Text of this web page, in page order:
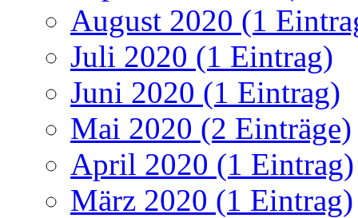
August 2020 (1
Juli 2020 (1 Eintrag)
Juni 2020 (1 Eintrag)
Mai 2020 (2 Einträge)
April 2020 (1 Eintrag)
März 2020 (1 Eintrag)